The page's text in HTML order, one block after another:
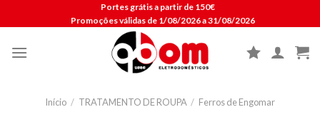
to
Portes grátis a partir de 150€
Promoções válidas de 1/08/2026 a 31/08/2026
Início / TRATAMENTO DE ROUPA / Ferros de Engomar